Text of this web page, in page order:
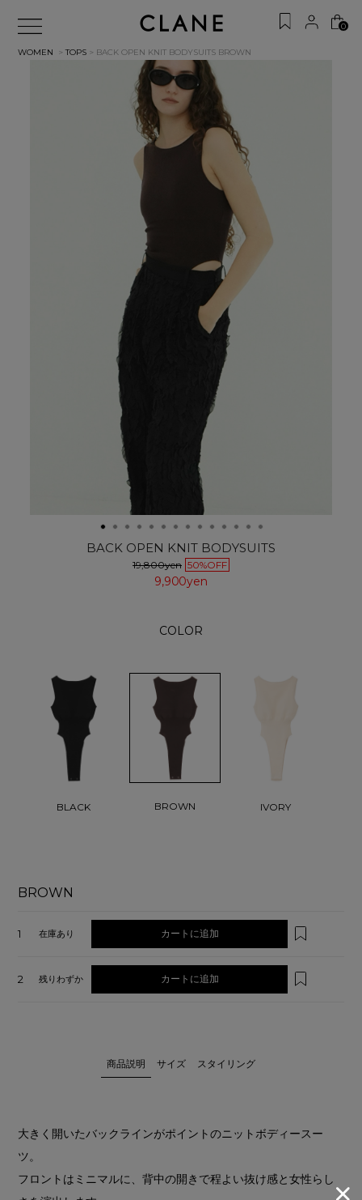
0
WOMEN >TOPS > BACK OPEN KNIT BODYSUITS BROWN
BACK OPEN KNIT BODYSUITS
19,800yen 50%OFF
9,900yen
COLOR
BLACK BROWN IVORY
BROWN
1 在庫あり カートに追加
2 残りわずか カートに追加
商品説明 サイズ スタイリング
大きく開いたバックラインがポイントのニットボディースー
ツ。
フロントはミニマルに、背中の開きで程よい抜け感と女性らし